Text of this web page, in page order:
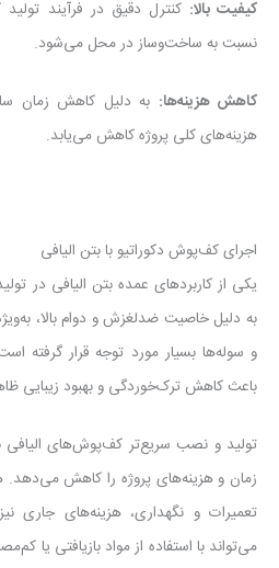
کیفیت بالا: کنترل دقیق در فرآیند تولید
نسبت به ساخت‌وساز در محل می‌شود.
کاهش هزینه‌ها: به دلیل کاهش زمان
هزینه‌های کلی پروژه کاهش می‌یابد.
اجرای کف‌پوش‌ دکوراتیو با بتن الیافی
یکی از کاربردهای عمده بتن الیافی در
به دلیل خاصیت ضدلغزش و دوام بالا،
و سوله‌ها بسیار مورد توجه قرار گرفته
باعث کاهش ترک‌خوردگی و بهبود
تولید و نصب سریع‌تر کف‌پوش‌های الیافی
زمان و هزینه‌های پروژه را کاهش می‌دهد.
تعمیرات و نگهداری، هزینه‌های جاری
می‌تواند با استفاده از مواد بازیافتی یا